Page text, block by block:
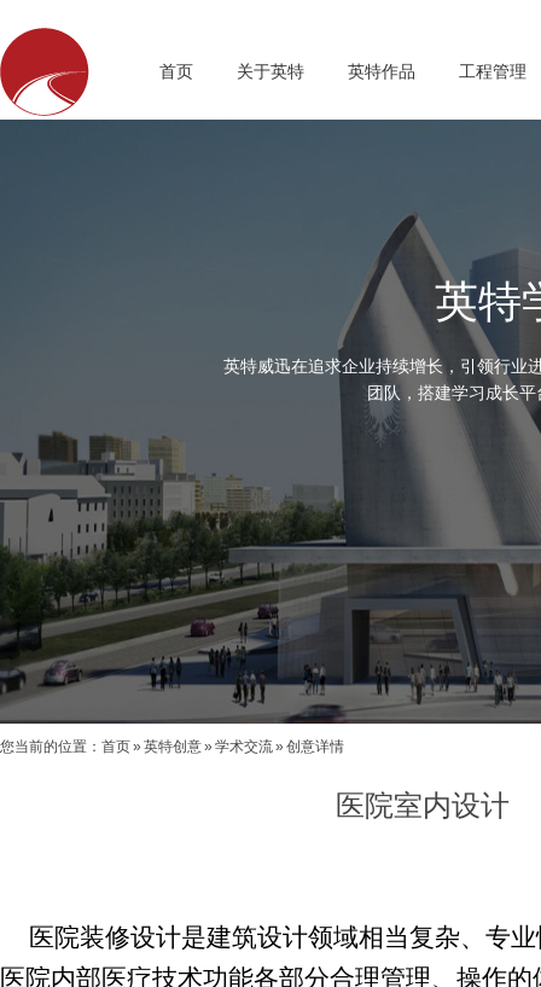
首页 关于英特 英特作品 工程管理
英特
英特威迅在追求企业持续增长，引领行业
团队，搭建学习成长
您当前的位置： 首页» 英特创意» 学术交流» 创意详情
医院室内设计
医院装修设计是建筑设计领域相当复杂、专
医院内部医疗技术功能各部分合理管理、操作的